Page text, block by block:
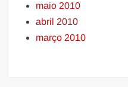
maio 2010
abril 2010
março 2010